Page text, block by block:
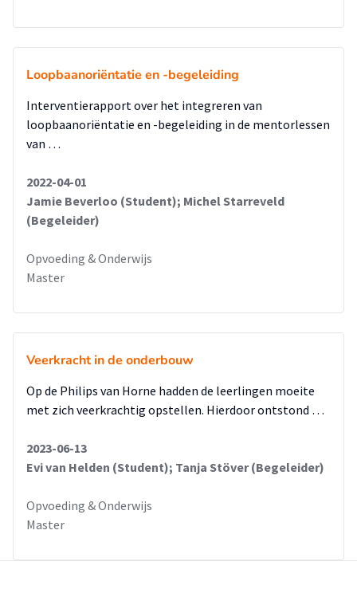
verwachting van de Hbo-‐instromer vanuit het MBO, die een
controlerende functie van zijn SLB-‐docent verwacht en
nodig heeft, en de leeromgeving van het HBO die een
met de student buiten de groepsgesprekken om blijkt van
grote waarde te zijn op de motivatie van de MBO-‐instromer.
De bijdrage van de SLBdocent zou kunnen bestaan uit alert
studievaardigheden, motivatie en leerconcepties. Daarnaast
zal de SLBdocent de student kunnen wijzen op de
pedagogische autonomie en tijdig doorverwijzen naar het
“zetje in de rug te geven” bij studievertraging kan de
SLBdocent een bijdrage leveren aan de “Doorst(r)oming in
Loopbaanoriëntatie en -begeleiding
Interventierapport over het integreren van
loopbaanoriëntatie en -begeleiding in de mentorlessen
van …
2022-04-01
Jamie Beverloo (Student); Michel Starreveld
(Begeleider)
Opvoeding & Onderwijs
Master
Veerkracht in de onderbouw
Op de Philips van Horne hadden de leerlingen moeite
met zich veerkrachtig opstellen. Hierdoor ontstond …
2023-06-13
Evi van Helden (Student); Tanja Stöver (Begeleider)
Opvoeding & Onderwijs
Master